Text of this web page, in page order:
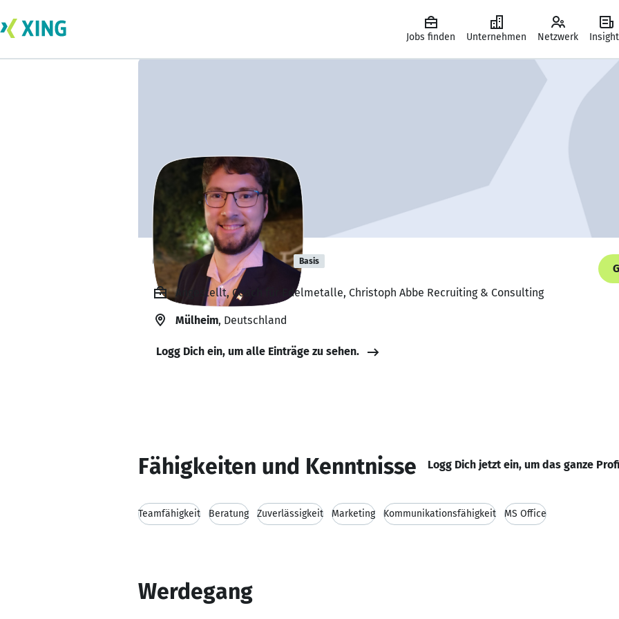
Jobs finden Unternehmen Netzwerk
Christoph Abbe Basis
Angestellt, Coach für Edelmetalle, Christoph Abbe Recruiting & Consulting
Mülheim, Deutschland
Logg Dich ein, um alle Einträge zu sehen.
Fähigkeiten und Kenntnisse Logg Dich jetzt ein, um das ganze
Teamfähigkeit Beratung Zuverlässigkeit Marketing Kommunikationsfähigkeit MS Office
Werdegang